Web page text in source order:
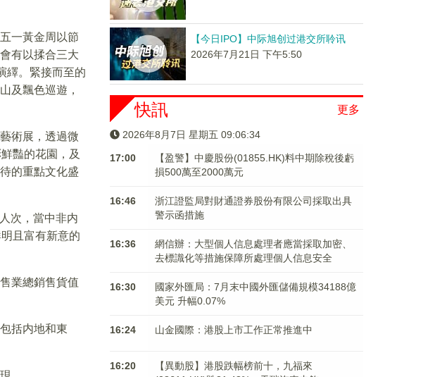
一黃金周以節
有以揉合三大
繹。緊接而至的
及飄色巡遊，
術展，透過微
豔的花園，及
的重點文化盛
次，當中非内
且富有新意的
業總銷售貨值
括内地和東
【今日IPO】中际旭创过港交所聆讯
2026年7月21日 下午5:50
更多
快訊
2026年8月7日 星期五 09:06:34
17:00
【盈警】中慶股份(01855.HK)料中期除稅後虧
損500萬至2000萬元
16:46
浙江證監局對財通證券股份有限公司採取出具
警示函措施
16:36
網信辦：大型個人信息處理者應當採取加密、
去標識化等措施保障所處理個人信息安全
16:30
國家外匯局：7月末中國外匯儲備規模34188億
美元 升幅0.07%
16:24 山金國際：港股上市工作正常推進中
16:20
【異動股】港股跌幅榜前十，九福來